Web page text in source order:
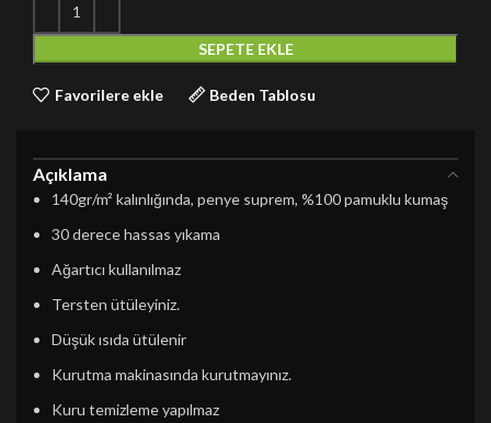
SEPETE EKLE
Favorilere ekle Beden Tablosu
Açıklama
140gr/m² kalınlığında, penye suprem, %100 pamuklu kumaş
30 derece hassas yıkama
Ağartıcı kullanılmaz
Tersten ütüleyiniz.
Düşük ısıda ütülenir
Kurutma makinasında kurutmayınız.
Kuru temizleme yapılmaz